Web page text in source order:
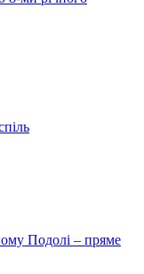
Подолі – пряме